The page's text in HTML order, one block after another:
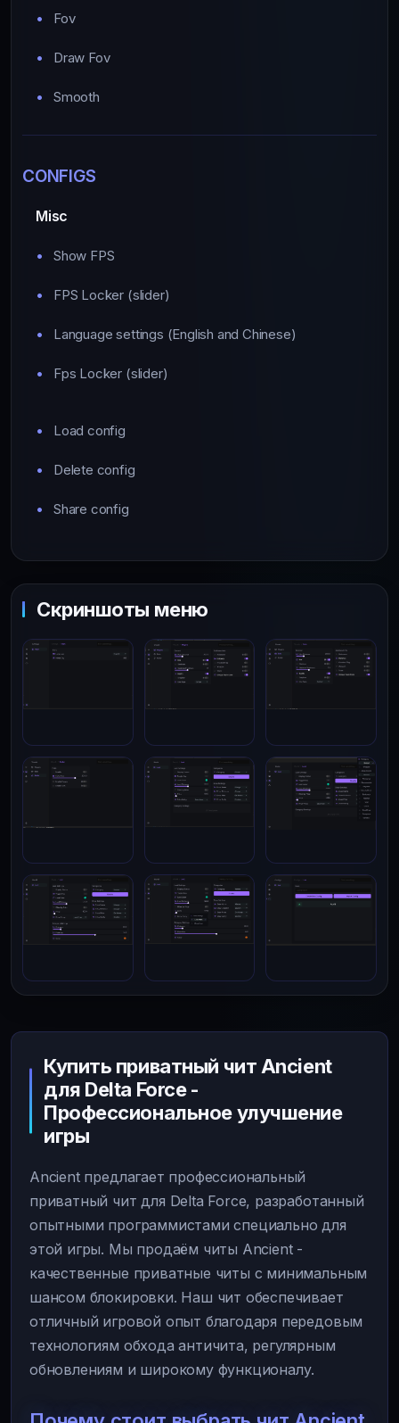
Fov
Draw Fov
Smooth
CONFIGS
Misc
Show FPS
FPS Locker (slider)
Language settings (English and Chinese)
Fps Locker (slider)
Load config
Delete config
Share config
Скриншоты меню
Купить приватный чит Ancient
для Delta Force -
Профессиональное улучшение
игры
Ancient предлагает профессиональный
приватный чит для Delta Force, разработанный
опытными программистами специально для
этой игры. Мы продаём читы Ancient -
качественные приватные читы с минимальным
шансом блокировки. Наш чит обеспечивает
отличный игровой опыт благодаря передовым
технологиям обхода античита, регулярным
обновлениям и широкому функционалу.